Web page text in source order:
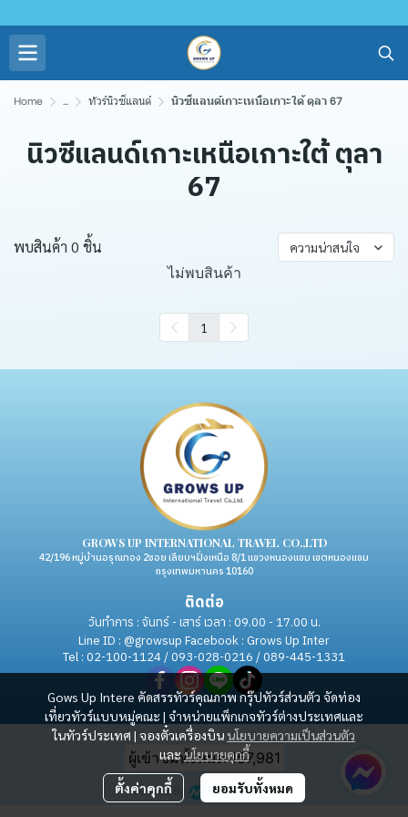
Home ... ทัวร์นิวซีแลนด์ นิวซีแลนด์เกาะเหนือเกาะใต้ ตุลา 67
นิวซีแลนด์เกาะเหนือเกาะใต้ ตุลา
67
พบสินค้า 0 ชิ้น ความน่าสนใจ
ไม่พบสินค้า
1
Gows Up Intere คัดสรรทัวร์คุณภาพ กรุ๊ปทัวร์ส่วนตัว จัดท่อง
เที่ยวทัวร์แบบหมู่คณะ | จำหน่ายแพ็กเกจทัวร์ต่างประเทศและ
ในทัวร์ประเทศ | จองตั๋วเครื่องบิน นโยบายความเป็นส่วนตัว
และนโยบายคุกกี้
ตั้งค่าคุกกี้ ยอมรับทั้งหมด
GROWS UP INTERNATIONAL TRAVEL CO.,LTD
42/196 หมู่บ้านอรุณทอง 2ซอย เลียบฯฝั่งเหนือ 8/1 แขวงหนองแขม เขตหนองแขม
กรุงเทพมหานคร 10160
ติดต่อ
วันทำการ : จันทร์ - เสาร์ เวลา : 09.00 - 17.00 น.
Line ID : @growsup Facebook : Grows Up Inter
Tel : 02-100-1124 / 093-028-0216 / 089-445-1331
Copyright | All Rights Reserved | Powered by MWE
ผู้เข้าชมทั้งหมด157,981
Powered By MakeWebEasy